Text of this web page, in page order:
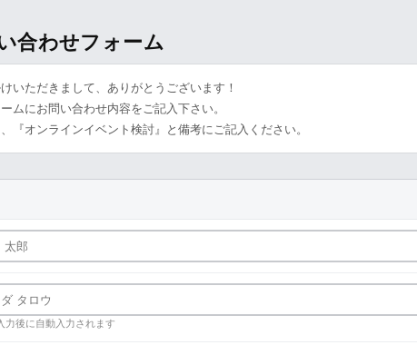
合わせフォーム
いただきまして、ありがとうございます！
ムにお問い合わせ内容をご記入下さい。
『オンラインイベント検討』と備考にご記入ください。
力後に自動入力されます